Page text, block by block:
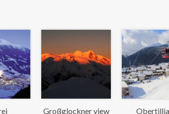
Großglockner view